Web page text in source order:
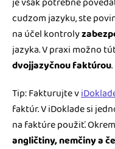
cudzom jazyku, ste
na účel kontroly
jazyka. V praxi možno
dvojjazyčnou faktúrou.
Tip: Fakturujte v
faktúr. V iDoklade si
na faktúre použiť.
angličtiny, nemčiny a